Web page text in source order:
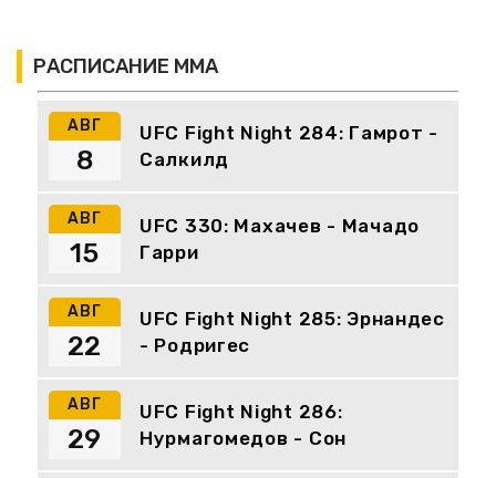
РАСПИСАНИЕ ММА
АВГ
UFC Fight Night 284: Гамрот -
Салкилд
8
АВГ
UFC 330: Махачев - Мачадо
Гарри
15
АВГ
UFC Fight Night 285: Эрнандес
- Родригес
22
АВГ
UFC Fight Night 286:
Нурмагомедов - Сон
29